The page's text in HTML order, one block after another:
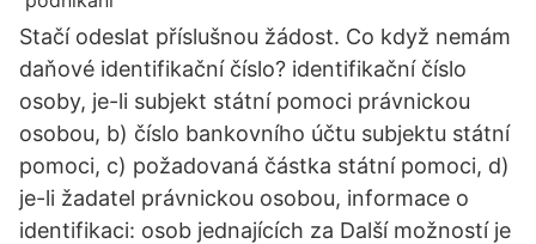
Stačí odeslat příslušnou žádost. Co když nemám
daňové identifikační číslo? identifikační číslo
osoby, je-li subjekt státní pomoci právnickou
osobou, b) číslo bankovního účtu subjektu státní
pomoci, c) požadovaná částka státní pomoci, d)
je-li žadatel právnickou osobou, informace o
identifikaci: osob jednajících za Další možností je